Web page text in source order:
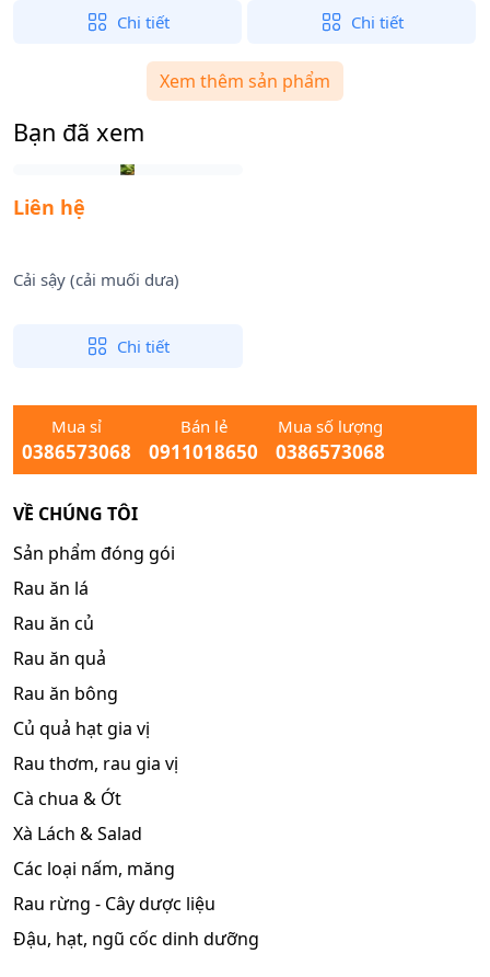
Chi tiết Chi tiết
Xem thêm sản phẩm
Bạn đã xem
Liên hệ
Cải sậy (cải muối dưa)
Chi tiết
Mua sỉ
0386573068
Bán lẻ
0911018650
Mua số lượng
0386573068
VỀ CHÚNG TÔI
Sản phẩm đóng gói
Rau ăn lá
Rau ăn củ
Rau ăn quả
Rau ăn bông
Củ quả hạt gia vị
Rau thơm, rau gia vị
Cà chua & Ớt
Xà Lách & Salad
Các loại nấm, măng
Rau rừng - Cây dược liệu
Đậu, hạt, ngũ cốc dinh dưỡng